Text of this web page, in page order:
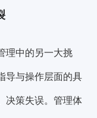
理中的另一大挑
导与操作层面的具
决策失误。管理体